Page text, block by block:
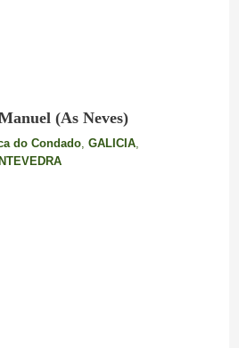
(As Neves)
do Condado, GALICIA,